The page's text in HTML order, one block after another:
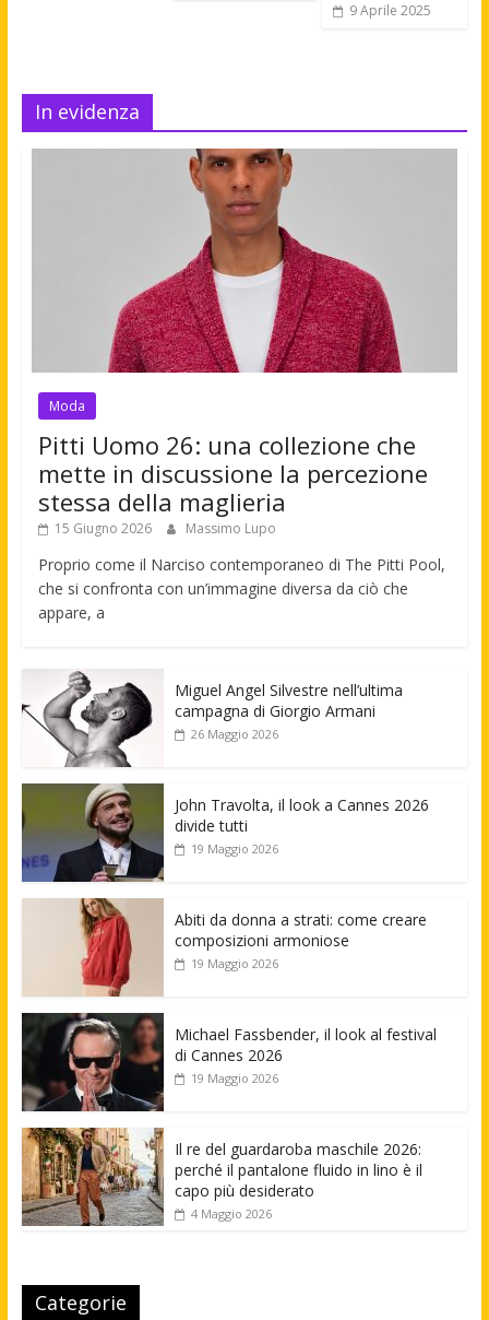
9 Aprile 2025
In evidenza
Moda
Pitti Uomo 26: una collezione che
mette in discussione la percezione
stessa della maglieria
15 Giugno 2026 Massimo Lupo
Proprio come il Narciso contemporaneo di The Pitti Pool,
che si confronta con un’immagine diversa da ciò che
appare, a
Miguel Angel Silvestre nell’ultima
campagna di Giorgio Armani
26 Maggio 2026
John Travolta, il look a Cannes 2026
divide tutti
19 Maggio 2026
Abiti da donna a strati: come creare
composizioni armoniose
19 Maggio 2026
Michael Fassbender, il look al festival
di Cannes 2026
19 Maggio 2026
Il re del guardaroba maschile 2026:
perché il pantalone fluido in lino è il
capo più desiderato
4 Maggio 2026
Categorie